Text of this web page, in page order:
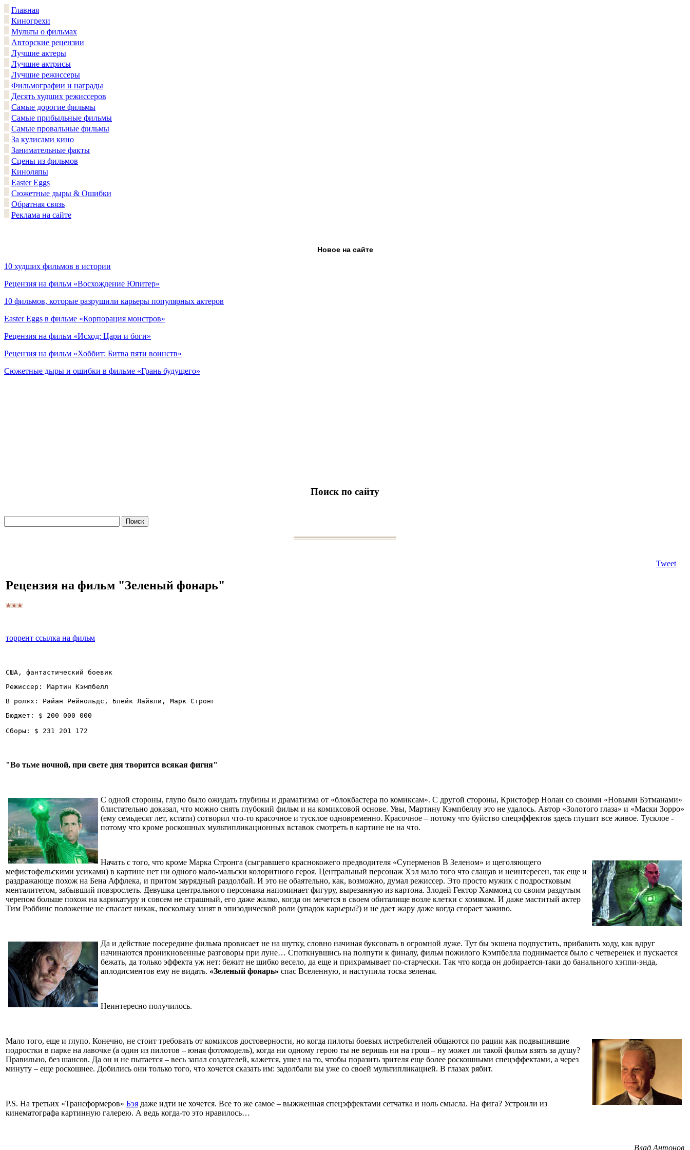
Главная
Киногрехи
Мульты о фильмах
Авторские рецензии
Лучшие актеры
Лучшие актрисы
Лучшие режиссеры
Фильмографии и награды
Десять худших режиссеров
Самые дорогие фильмы
Самые прибыльные фильмы
Самые провальные фильмы
За кулисами кино
Занимательные факты
Сцены из фильмов
Киноляпы
Easter Eggs
Сюжетные дыры & Ошибки
Обратная связь
Реклама на сайте
Новое на сайте
10 худших фильмов в истории
Рецензия на фильм «Восхождение Юпитер»
10 фильмов, которые разрушили карьеры популярных актеров
Easter Eggs в фильме «Корпорация монстров»
Рецензия на фильм «Исход: Цари и боги»
Рецензия на фильм «Хоббит: Битва пяти воинств»
Сюжетные дыры и ошибки в фильме «Грань будущего»
Поиск по сайту
Tweet
Рецензия на фильм "Зеленый фонарь"
торрент ссылка на фильм
США, фантастический боевик
Режиссер: Мартин Кэмпбелл
В ролях: Райан Рейнольдс, Блейк Лайвли, Марк Стронг
Бюджет: $ 200 000 000
Сборы: $ 231 201 172
"Во тьме ночной, при свете дня творится всякая фигня"
С одной стороны, глупо было ожидать глубины и драматизма от «блокбастера по комиксам». С другой стороны, Кристофер Нолан со своими «Новыми Бэтманами»
блистательно доказал, что можно снять глубокий фильм и на комиксовой основе. Увы, Мартину Кэмпбеллу это не удалось. Автор «Золотого глаза» и «Маски Зорро»
(ему семьдесят лет, кстати) сотворил что-то красочное и тусклое одновременно. Красочное – потому что буйство спецэффектов здесь глушит все живое. Тусклое -
потому что кроме роскошных мультипликационных вставок смотреть в картине не на что.
Начать с того, что кроме Марка Стронга (сыгравшего краснокожего предводителя «Суперменов В Зеленом» и щеголяющего
мефистофельскими усиками) в картине нет ни одного мало-мальски колоритного героя. Центральный персонаж Хэл мало того что слащав и неинтересен, так еще и
раздражающе похож на Бена Аффлека, и притом заурядный раздолбай. И это не обаятельно, как, возможно, думал режиссер. Это просто мужик с подростковым
менталитетом, забывший повзрослеть. Девушка центрального персонажа напоминает фигуру, вырезанную из картона. Злодей Гектор Хаммонд со своим раздутым
черепом больше похож на карикатуру и совсем не страшный, его даже жалко, когда он мечется в своем обиталище возле клетки с хомяком. И даже маститый актер
Тим Роббинс положение не спасает никак, поскольку занят в эпизодической роли (упадок карьеры?) и не дает жару даже когда сгорает заживо.
Да и действие посередине фильма провисает не на шутку, словно начиная буксовать в огромной луже. Тут бы экшена подпустить, прибавить ходу, как вдруг
начинаются проникновенные разговоры при луне… Споткнувшись на полпути к финалу, фильм пожилого Кэмпбелла поднимается было с четверенек и пускается
бежать, да только эффекта уж нет: бежит не шибко весело, да еще и прихрамывает по-старчески. Так что когда он добирается-таки до банального хэппи-энда,
аплодисментов ему не видать. «Зеленый фонарь» спас Вселенную, и наступила тоска зеленая.
Неинтересно получилось.
Мало того, еще и глупо. Конечно, не стоит требовать от комиксов достоверности, но когда пилоты боевых истребителей общаются по рации как подвыпившие
подростки в парке на лавочке (а один из пилотов – юная фотомодель), когда ни одному герою ты не веришь ни на грош – ну может ли такой фильм взять за душу?
Правильно, без шансов. Да он и не пытается – весь запал создателей, кажется, ушел на то, чтобы поразить зрителя еще более роскошными спецэффектами, а через
минуту – еще роскошнее. Добились они только того, что хочется сказать им: задолбали вы уже со своей мультипликацией. В глазах рябит.
P.S. На третьих «Трансформеров» Бэя даже идти не хочется. Все то же самое – выжженная спецэффектами сетчатка и ноль смысла. На фига? Устроили из
кинематографа картинную галерею. А ведь когда-то это нравилось…
Влад Антонов